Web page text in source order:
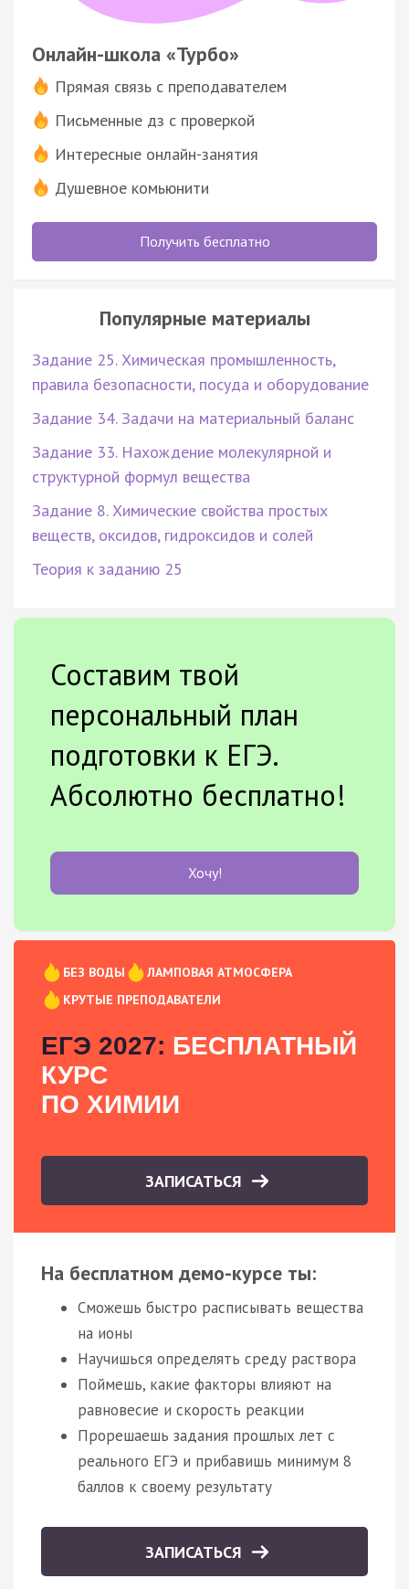
Онлайн-школа «Турбо»
Прямая связь с преподавателем
Письменные дз с проверкой
Интересные онлайн-занятия
Душевное комьюнити
Получить бесплатно
Популярные материалы
Задание 25. Химическая промышленность,
правила безопасности, посуда и оборудование
Задание 34. Задачи на материальный баланс
Задание 33. Нахождение молекулярной и
структурной формул вещества
Задание 8. Химические свойства простых
веществ, оксидов, гидроксидов и солей
Теория к заданию 25
Составим твой
персональный план
подготовки к ЕГЭ.
Абсолютно бесплатно!
Хочу!
БЕЗ ВОДЫ
ЛАМПОВАЯ АТМОСФЕРА
КРУТЫЕ ПРЕПОДАВАТЕЛИ
ЕГЭ 2027: БЕСПЛАТНЫЙ
КУРС
ПО ХИМИИ
ЗАПИСАТЬСЯ
На бесплатном демо-курсе ты:
Сможешь быстро расписывать вещества
на ионы
Научишься определять среду раствора
Поймешь, какие факторы влияют на
равновесие и скорость реакции
Прорешаешь задания прошлых лет с
реального ЕГЭ и прибавишь минимум 8
баллов к своему результату
ЗАПИСАТЬСЯ